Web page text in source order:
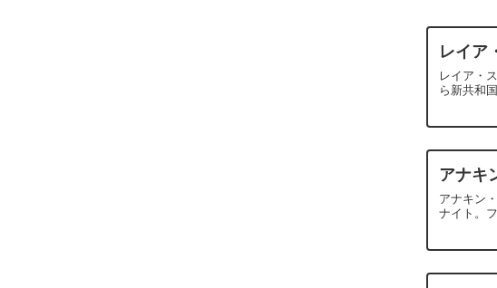
レイア
レイア・
ら新共和
アナキ
アナキン
ナイト。